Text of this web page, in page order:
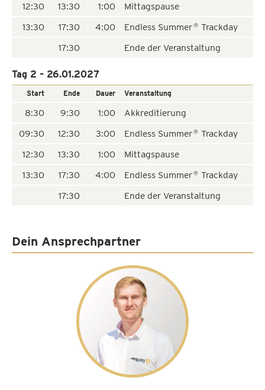
12:30
13:30 1:00
Mittagspause
13:30
17:30 4:00 Endless Summer® Trackday
17:30
Ende der Veranstaltung
Tag 2 – 26.01.2027
Start Ende Dauer Veranstaltung
8:30 9:30 1:00
Akkreditierung
09:30
12:30 3:00 Endless Summer® Trackday
12:30
13:30 1:00
Mittagspause
13:30
17:30 4:00 Endless Summer® Trackday
17:30
Ende der Veranstaltung
Dein Ansprechpartner